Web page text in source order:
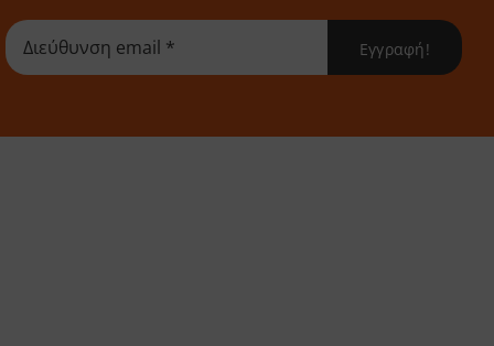
Εγγραφή!